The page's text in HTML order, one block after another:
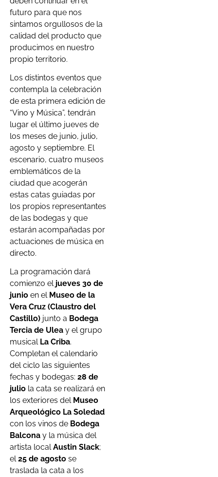
futuro para que nos
sintamos orgullosos de la
calidad del producto que
producimos en nuestro
propio territorio.
Los distintos eventos que
contempla la celebración
de esta primera edición de
“Vino y Música”, tendrán
lugar el último jueves de
los meses de junio, julio,
agosto y septiembre. El
escenario, cuatro museos
emblemáticos de la
ciudad que acogerán
estas catas guiadas por
los propios representantes
de las bodegas y que
estarán acompañadas por
actuaciones de música en
directo.
La programación dará
comienzo el jueves 30 de
junio en el Museo de la
Vera Cruz (Claustro del
Castillo) junto a Bodega
Tercia de Ulea y el grupo
musical La Criba.
Completan el calendario
del ciclo las siguientes
fechas y bodegas: 28 de
julio la cata se realizará en
los exteriores del Museo
Arqueológico La Soledad
con los vinos de Bodega
Balcona y la música del
artista localAustin Slack;
el25 de agosto se
traslada la cata a los